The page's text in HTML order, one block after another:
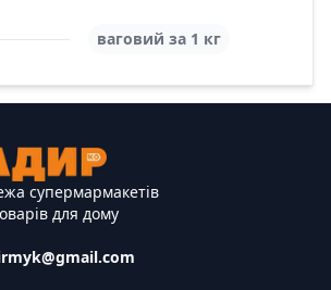
ваговий за 1 кг
супермармакетів
для дому